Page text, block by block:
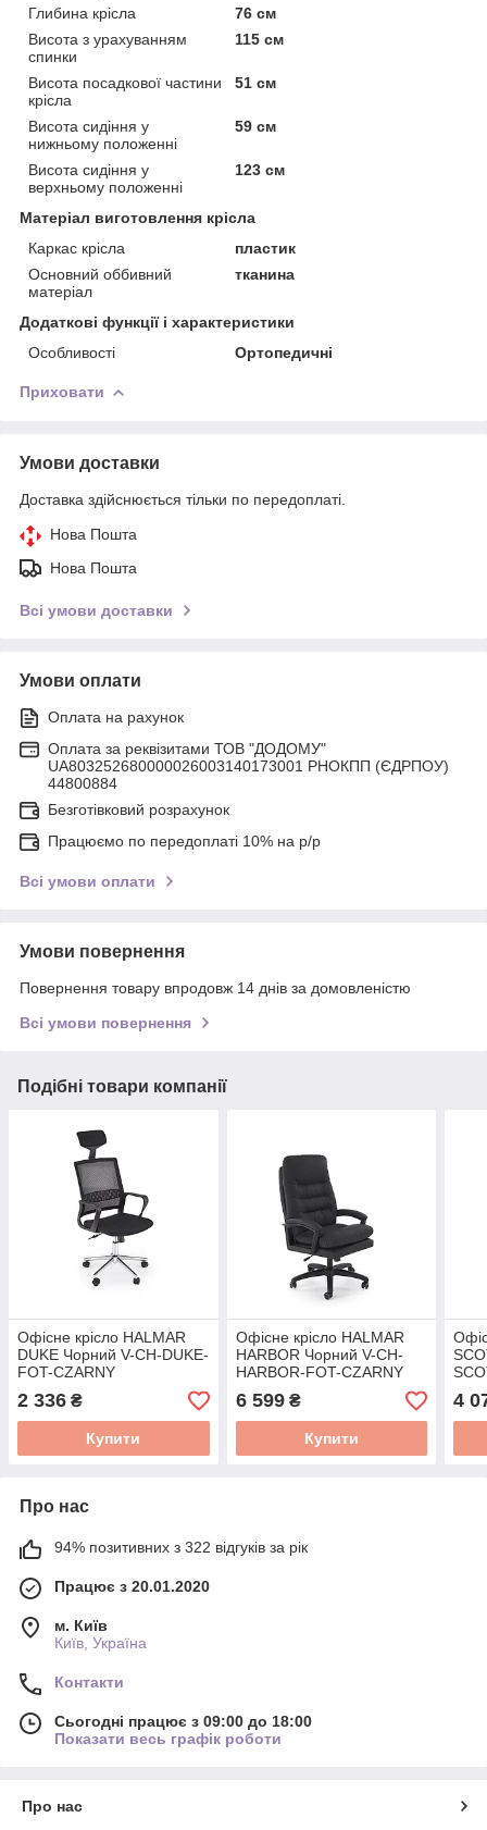
Глибина крісла
76 см
Висота з урахуванням
спинки
115 см
Висота посадкової частини
крісла
51 см
Висота сидіння у
нижньому положенні
59 см
Висота сидіння у
верхньому положенні
123 см
Матеріал виготовлення крісла
Каркас крісла
пластик
Основний оббивний
матеріал
тканина
Додаткові функції і характеристики
Особливості
Ортопедичні
Приховати
Умови доставки
Доставка здійснюється тільки по передоплаті.
Нова Пошта
Нова Пошта
Всі умови доставки
Умови оплати
Оплата на рахунок
Оплата за реквізитами ТОВ "ДОДОМУ"
UA803252680000026003140173001 РНОКПП (ЄДРПОУ)
44800884
Безготівковий розрахунок
Працюємо по передоплаті 10% на р/р
Всі умови оплати
Умови повернення
Повернення товару впродовж 14 днів за домовленістю
Всі умови повернення
Подібні товари компанії
Офісне крісло HALMAR
DUKE Чорний V-CH-DUKE-
FOT-CZARNY
2 336 ₴
Купити
Офісне крісло HALMAR
HARBOR Чорний V-CH-
HARBOR-FOT-CZARNY
6 599₴
Купити
4
Про нас
94% позитивних з 322 відгуків за рік
Працює з 20.01.2020
м. Київ
Київ, Україна
Контакти
Сьогодні працює з 09:00 до 18:00
Показати весь графік роботи
Про нас